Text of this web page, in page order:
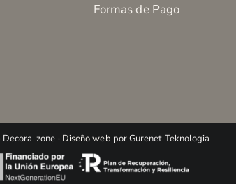
Formas de Pago
zone · Diseño web por Gurenet Teknologia